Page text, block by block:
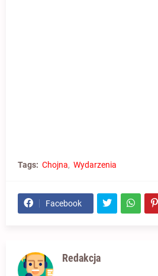
Tags: Chojna Wydarzenia
Facebook
Redakcja